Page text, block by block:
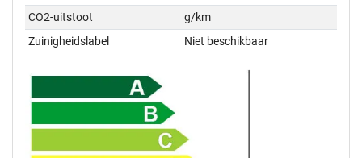
CO2-uitstoot
g/km
Zuinigheidslabel
Niet beschikbaar